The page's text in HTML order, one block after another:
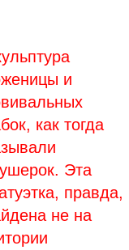
и
как тогда
Эта
правда,
не на